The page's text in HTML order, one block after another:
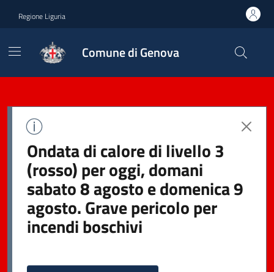
Regione Liguria
Comune di Genova
Ondata di calore di livello 3
(rosso) per oggi, domani
sabato 8 agosto e domenica 9
agosto. Grave pericolo per
incendi boschivi